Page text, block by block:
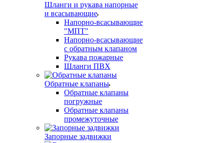
Шланги и рукава напорные
и всасывающие
Напорно-всасывающие
"МПТ"
Напорно-всасывающие
с обратным клапаном
Рукава пожарные
Шланги ПВХ
Обратные клапаны
Обратные клапаны
погружные
Обратные клапаны
промежуточные
Запорные задвижки